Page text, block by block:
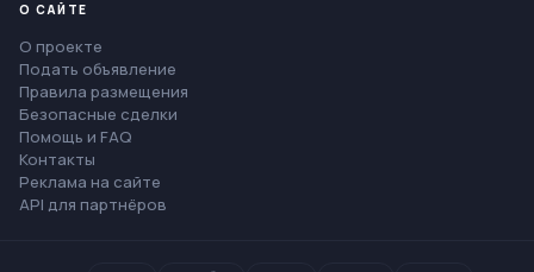
О САЙТЕ
О проекте
Подать объявление
Правила размещения
Безопасные сделки
Помощь и FAQ
Контакты
Реклама на сайте
API для партнёров